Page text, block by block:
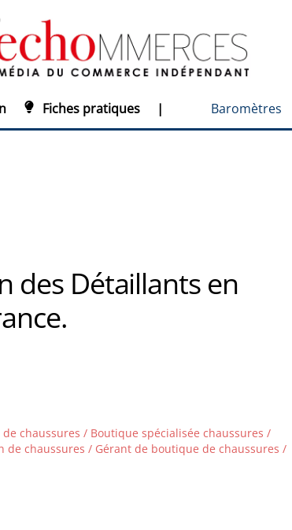
Fiches pratiques | Baromètres
des Détaillants en
chaussures / Boutique spécialisée chaussures /
chaussures / Gérant de boutique de chaussures /